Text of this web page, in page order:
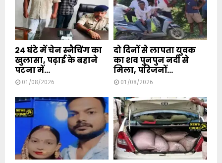
24 घंटे में चेन स्नैचिंग का
खुलासा, पढ़ाई के बहाने
पटना में...
01/08/2026
दो दिनों से लापता युवक
का शव पुनपुन नदी से
मिला, परिजनों...
01/08/2026